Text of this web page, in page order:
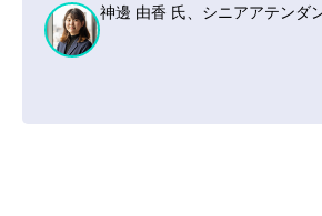
神邊 由香 氏、シニアアテンダ